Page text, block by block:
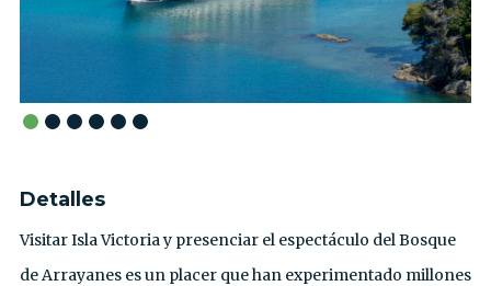
Detalles
Visitar Isla Victoria y presenciar el espectáculo del Bosque
de Arrayanes es un placer que han experimentado millones